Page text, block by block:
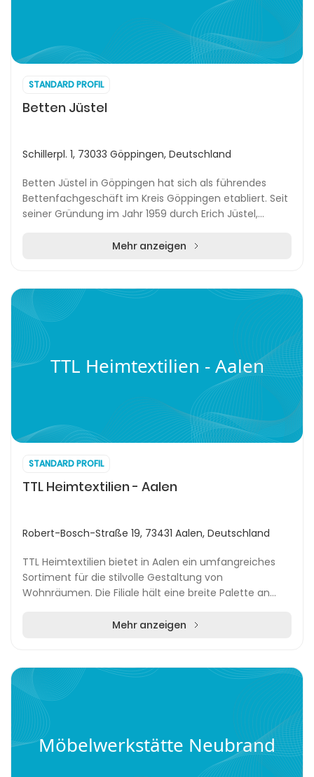
STANDARD PROFIL
Betten Jüstel
Schillerpl. 1, 73033 Göppingen, Deutschland
Betten Jüstel in Göppingen hat sich als führendes
Bettenfachgeschäft im Kreis Göppingen etabliert. Seit
seiner Gründung im Jahr 1959 durch Erich Jüstel,
Mehr anzeigen
TTL Heimtextilien - Aalen
STANDARD PROFIL
TTL Heimtextilien - Aalen
Robert-Bosch-Straße 19, 73431 Aalen, Deutschland
TTL Heimtextilien bietet in Aalen ein umfangreiches
Sortiment für die stilvolle Gestaltung von
Wohnräumen. Die Filiale hält eine breite Palette an
Mehr anzeigen
Möbelwerkstätte Neubrand